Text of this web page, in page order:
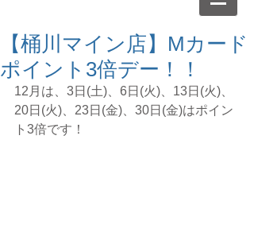
【桶川マイン店】Mカード
ポイント3倍デー！！
12月は、3日(土)、6日(火)、13日(火)、
20日(火)、23日(金)、30日(金)はポイン
ト3倍です！